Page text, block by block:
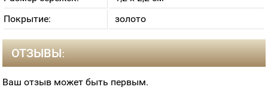
Покрытие:
золото
ОТЗЫВЫ:
Ваш отзыв может быть первым.